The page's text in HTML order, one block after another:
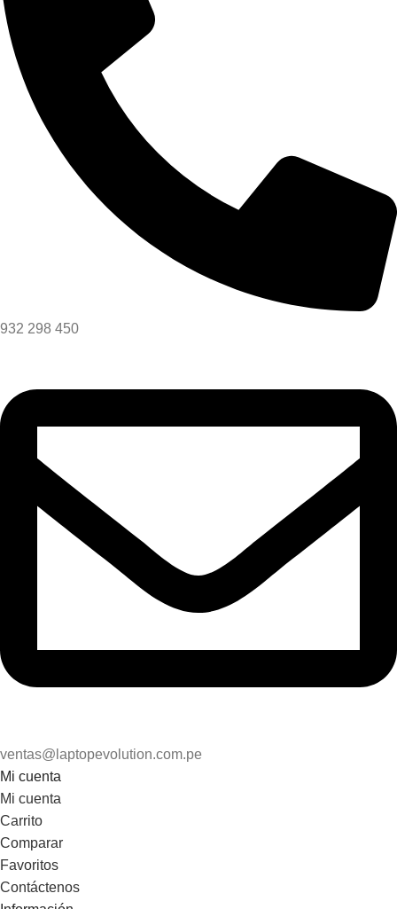
932 298 450
ventas@laptopevolution.com.pe
Mi cuenta
Mi cuenta
Carrito
Comparar
Favoritos
Contáctenos